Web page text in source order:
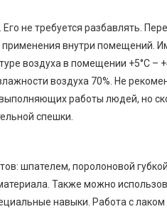
не требуется разбавлять.
применения внутри помещений.
воздуха в помещении +5°С –
воздуха 70%. Не
работы людей, но
спешки.
шпателем, поролоновой
Также можно
навыки. Работа с лаком